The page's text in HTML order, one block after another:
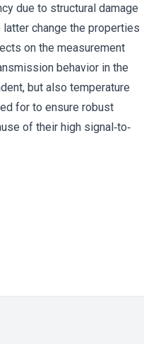
due to structural damage
change the properties
on the measurement
behavior in the
but also temperature
for to ensure robust
of their high signal‐to‐